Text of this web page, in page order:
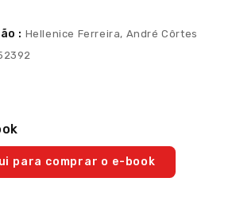
: Hellenice Ferreira, André Côrtes
para comprar o e-book